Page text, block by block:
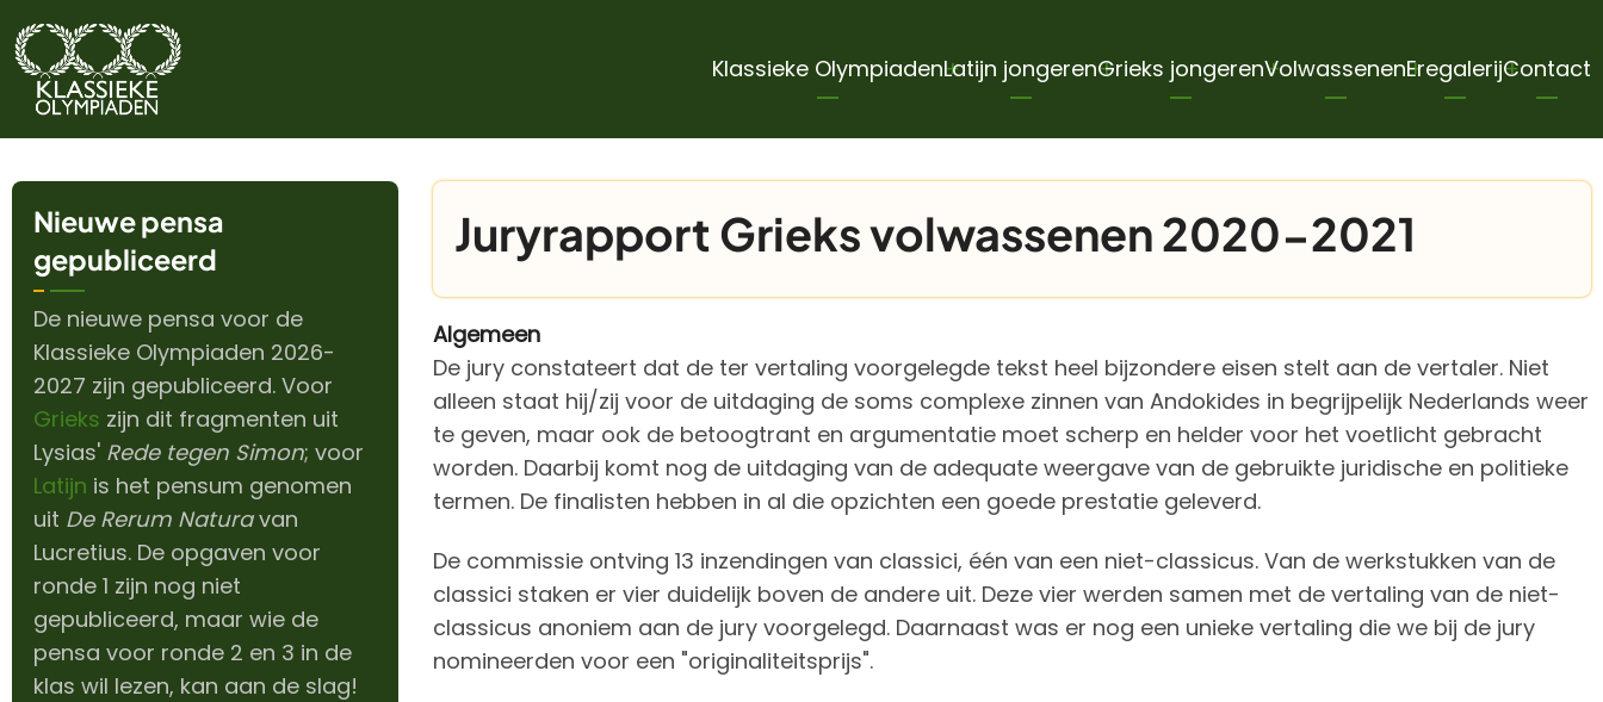
Overslaan
en
naar
gaan
Hoofdnavigatie
Klassieke OlympiadenLatijn jongerenGrieks jongerenVolwassenenEregalerijContact
Juryrapport Grieks volwassenen 2020-2021
Algemeen
De jury constateert dat de ter vertaling voorgelegde tekst heel bijzondere eisen stelt aan de vertaler. Niet
alleen staat hij/zij voor de uitdaging de soms complexe zinnen van Andokides in begrijpelijk Nederlands weer
te geven, maar ook de betoogtrant en argumentatie moet scherp en helder voor het voetlicht gebracht
worden. Daarbij komt nog de uitdaging van de adequate weergave van de gebruikte juridische en politieke
termen. De finalisten hebben in al die opzichten een goede prestatie geleverd.
De commissie ontving 13 inzendingen van classici, één van een niet-classicus. Van de werkstukken van de
classici staken er vier duidelijk boven de andere uit. Deze vier werden samen met de vertaling van de niet-
classicus anoniem aan de jury voorgelegd. Daarnaast was er nog een unieke vertaling die we bij de jury
nomineerden voor een "originaliteitsprijs".
Nieuwe pensa
gepubliceerd
De nieuwe pensa voor de
Klassieke Olympiaden 2026-
2027 zijn gepubliceerd. Voor
Grieks zijn dit fragmenten uit
Lysias' Rede tegen Simon; voor
Latijn is het pensum genomen
uit De Rerum Naturavan
Lucretius. De opgaven voor
ronde 1 zijn nog niet
gepubliceerd, maar wie de
pensa voor ronde 2 en 3 in de
klas wil lezen, kan aan de slag!